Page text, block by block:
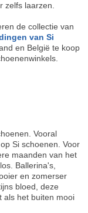
zelfs laarzen.
de collectie van
van Si
en België te koop
Vooral
Si schoenen. Voor
maanden van het
Ballerina's,
en zomerser
bloed, deze
als het buiten mooi